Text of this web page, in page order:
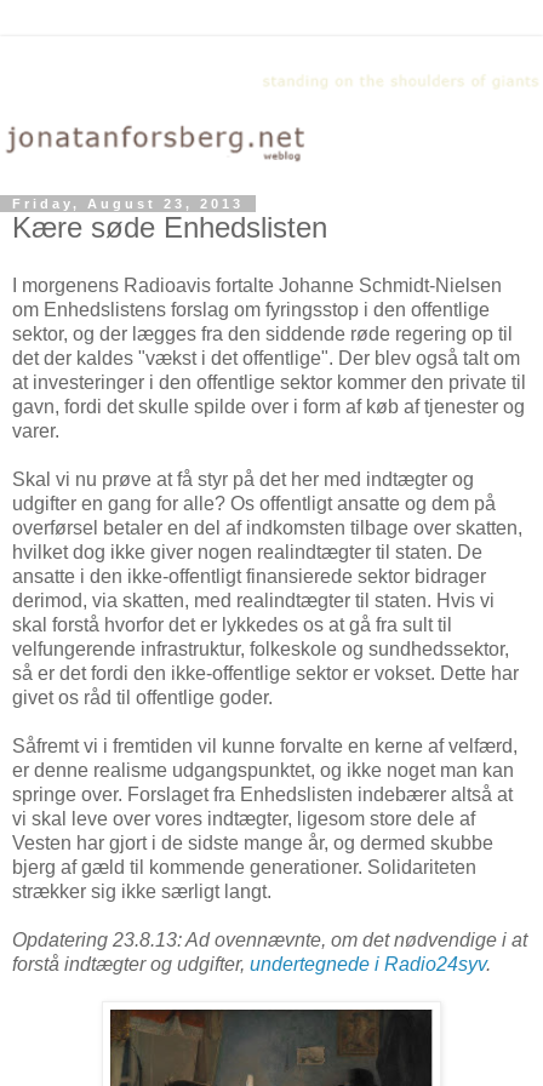
Friday, August 23, 2013
Kære søde Enhedslisten
I morgenens Radioavis fortalte Johanne Schmidt-Nielsen
om Enhedslistens forslag om fyringsstop i den offentlige
sektor, og der lægges fra den siddende røde regering op til
det der kaldes "vækst i det offentlige". Der blev også talt om
at investeringer i den offentlige sektor kommer den private til
gavn, fordi det skulle spilde over i form af køb af tjenester og
varer.
Skal vi nu prøve at få styr på det her med indtægter og
udgifter en gang for alle? Os offentligt ansatte og dem på
overførsel betaler en del af indkomsten tilbage over skatten,
hvilket dog ikke giver nogen realindtægter til staten. De
ansatte i den ikke-offentligt finansierede sektor bidrager
derimod, via skatten, med realindtægter til staten. Hvis vi
skal forstå hvorfor det er lykkedes os at gå fra sult til
velfungerende infrastruktur, folkeskole og sundhedssektor,
så er det fordi den ikke-offentlige sektor er vokset. Dette har
givet os råd til offentlige goder.
Såfremt vi i fremtiden vil kunne forvalte en kerne af velfærd,
er denne realisme udgangspunktet, og ikke noget man kan
springe over. Forslaget fra Enhedslisten indebærer altså at
vi skal leve over vores indtægter, ligesom store dele af
Vesten har gjort i de sidste mange år, og dermed skubbe
bjerg af gæld til kommende generationer. Solidariteten
strækker sig ikke særligt langt.
Opdatering 23.8.13: Ad ovennævnte, om det nødvendige i at
forstå indtægter og udgifter, undertegnede i Radio24syv.